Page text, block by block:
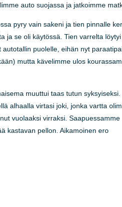
auto suojassa ja jatkoimme
pyry vain sakeni ja tien pinnalle
ja se oli käytössä. Tien varrelta
puolelle, eihän nyt
mutta kävelimme ulos
muuttui taas tutun
alhaalla virtasi joki, jonka vartta
vuolaaksi virraksi. Saapuessamme
kastavan pellon. Aikamoinen ero